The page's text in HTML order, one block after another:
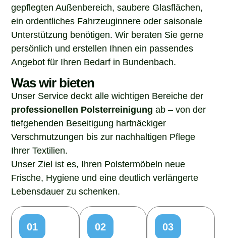
gepflegten Außenbereich, saubere Glasflächen,
ein ordentliches Fahrzeuginnere oder saisonale
Unterstützung benötigen. Wir beraten Sie gerne
persönlich und erstellen Ihnen ein passendes
Angebot für Ihren Bedarf in Bundenbach.
Was wir bieten
Unser Service deckt alle wichtigen Bereiche der
professionellen Polsterreinigung ab – von der
tiefgehenden Beseitigung hartnäckiger
Verschmutzungen bis zur nachhaltigen Pflege
Ihrer Textilien.
Unser Ziel ist es, Ihren Polstermöbeln neue
Frische, Hygiene und eine deutlich verlängerte
Lebensdauer zu schenken.
01
02
03